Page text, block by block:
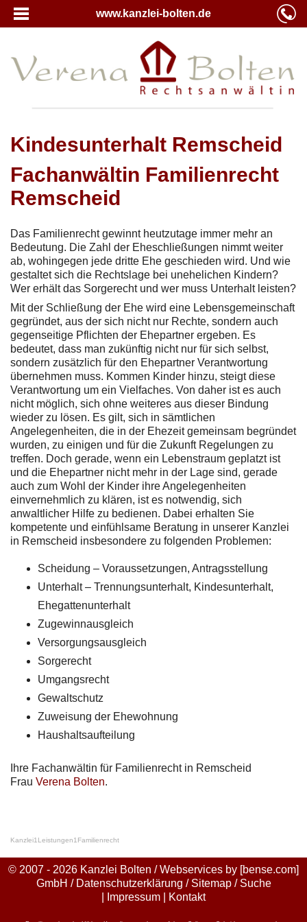
www.kanzlei-bolten.de
Kindesunterhalt Remscheid
Fachanwältin Familienrecht
Remscheid
Das Familienrecht gewinnt heutzutage immer mehr an
Bedeutung. Die Zahl der Eheschließungen nimmt weiter
ab, wohingegen jede dritte Ehe geschieden wird. Und wie
gestaltet sich die Rechtslage bei unehelichen Kindern?
Wer erhält das Sorgerecht und wer muss Unterhalt leisten?
Mit der Schließung der Ehe wird eine Lebensgemeinschaft
gegründet, aus der sich nicht nur Rechte, sondern auch
gegenseitige Pflichten der Ehepartner ergeben. Es
bedeutet, dass man zukünftig nicht nur für sich selbst,
sondern zusätzlich für den Ehepartner Verantwortung
übernehmen muss. Kommen Kinder hinzu, steigt diese
Verantwortung um ein Vielfaches. Von daher ist es auch
nicht möglich, sich ohne weiteres aus dieser Bindung
wieder zu lösen. Es gilt, sich in sämtlichen
Angelegenheiten, die in der Ehezeit gemeinsam begründet
wurden, zu einigen und für die Zukunft Regelungen zu
treffen. Doch gerade, wenn ein Lebenstraum geplatzt ist
und die Ehepartner nicht mehr in der Lage sind, gerade
auch zum Wohl der Kinder ihre Angelegenheiten
einvernehmlich zu klären, ist es notwendig, sich
anwaltlicher Hilfe zu bedienen. Dabei erhalten Sie
kompetente und einfühlsame Beratung in unserer Kanzlei
in Remscheid insbesondere zu folgenden Problemen:
Scheidung – Voraussetzungen, Antragsstellung
Unterhalt – Trennungsunterhalt, Kindesunterhalt,
Ehegattenunterhalt
Zugewinnausgleich
Versorgungsausgleich
Sorgerecht
Umgangsrecht
Gewaltschutz
Zuweisung der Ehewohnung
Haushaltsaufteilung
Ihre Fachanwältin für Familienrecht in Remscheid
Frau Verena Bolten.
Kanzlei1 Leistungen1 Familienrecht
© 2007 - 2026 Kanzlei Bolten / Webservices by [bense.com]
GmbH / Datenschutzerklärung / Sitemap/ Suche
Impressum Kontakt